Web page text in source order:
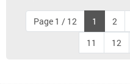
Page 1 / 12 1 2
11
12